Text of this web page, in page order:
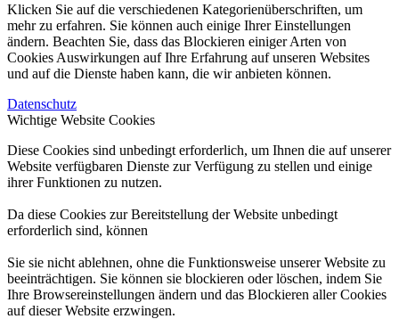
Klicken Sie auf die verschiedenen Kategorienüberschriften, um
mehr zu erfahren. Sie können auch einige Ihrer Einstellungen
ändern. Beachten Sie, dass das Blockieren einiger Arten von
Cookies Auswirkungen auf Ihre Erfahrung auf unseren Websites
und auf die Dienste haben kann, die wir anbieten können.
Datenschutz
Wichtige Website Cookies
Diese Cookies sind unbedingt erforderlich, um Ihnen die auf unserer
Website verfügbaren Dienste zur Verfügung zu stellen und einige
ihrer Funktionen zu nutzen.
Da diese Cookies zur Bereitstellung der Website unbedingt
erforderlich sind, können
Sie sie nicht ablehnen, ohne die Funktionsweise unserer Website zu
beeinträchtigen. Sie können sie blockieren oder löschen, indem Sie
Ihre Browsereinstellungen ändern und das Blockieren aller Cookies
auf dieser Website erzwingen.